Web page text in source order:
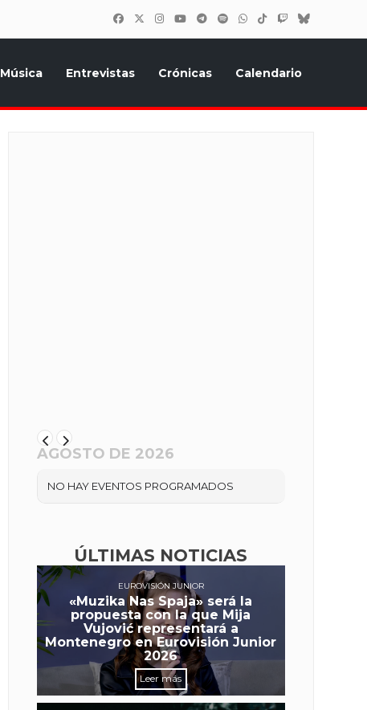
Música Entrevistas Crónicas Calendario
AGOSTO DE 2026
NO HAY EVENTOS PROGRAMADOS
ÚLTIMAS NOTICIAS
EUROVISIÓN JUNIOR
«Muzika Nas Spaja» será la
propuesta con la que Mija
Vujović representará a
Montenegro en Eurovisión Junior
2026
Leer más